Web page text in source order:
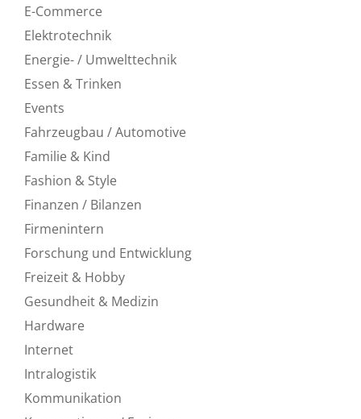
E-Commerce
Elektrotechnik
Energie- / Umwelttechnik
Essen & Trinken
Events
Fahrzeugbau / Automotive
Familie & Kind
Fashion & Style
Finanzen / Bilanzen
Firmenintern
Forschung und Entwicklung
Freizeit & Hobby
Gesundheit & Medizin
Hardware
Internet
Intralogistik
Kommunikation